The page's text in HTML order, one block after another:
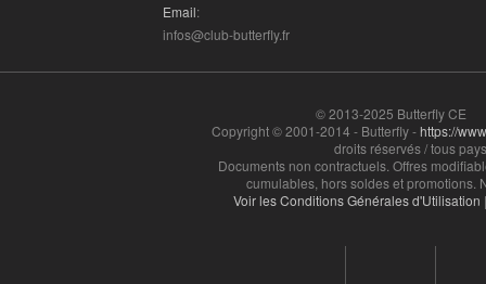
Email:
infos@club-butterfly.fr
© 2013-2025 Butterfly CE
Copyright © 2001-2014 - Butterfly -https://
droits réservés / tous
Documents non contractuels. Offres
cumulables, hors soldes et promotions.
Voir les Conditions Générales d'Utilisation